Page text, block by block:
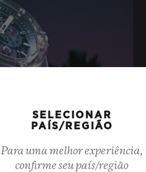
SELECIONAR
PAÍS/REGIÃO
Para uma melhor experiência,
confirme seu país/região